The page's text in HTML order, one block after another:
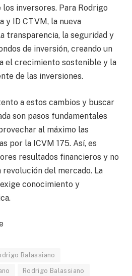
los inversores. Para Rodrigo
y ID CTVM, la nueva
transparencia, la seguridad y
de inversión, creando un
el crecimiento sostenible y la
de las inversiones.
a estos cambios y buscar
son pasos fundamentales
al máximo las
por la ICVM 175. Así, es
resultados financieros y no
del mercado. La
conocimiento y
Balassiano
Rodrigo Balassiano